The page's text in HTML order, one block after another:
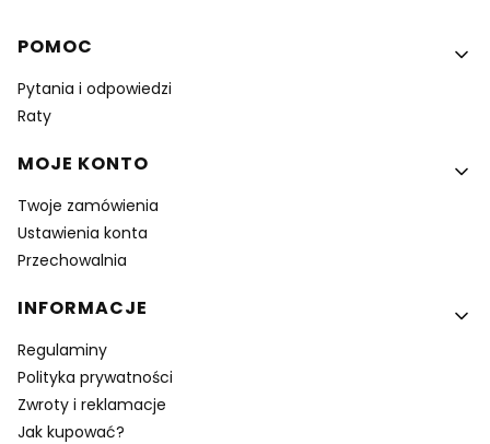
Linki w stopce
POMOC
Pytania i odpowiedzi
Raty
MOJE KONTO
Twoje zamówienia
Ustawienia konta
Przechowalnia
INFORMACJE
Regulaminy
Polityka prywatności
Zwroty i reklamacje
Jak kupować?